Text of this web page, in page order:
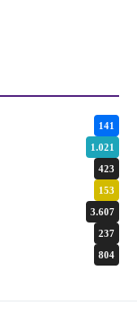
141
1.021
423
153
3.607
237
804